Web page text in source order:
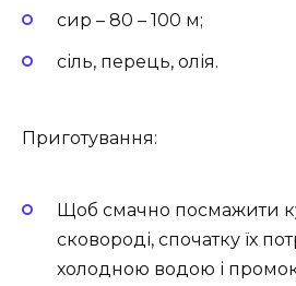
сир – 80 – 100 м;
сіль, перець, олія.
Приготування:
Щоб смачно посмажити
сковороді, спочатку їх
холодною водою і